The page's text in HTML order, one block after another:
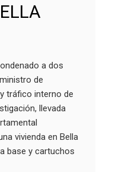
a dos
de
tráfico interno de
llevada
vivienda en Bella
base y cartuchos